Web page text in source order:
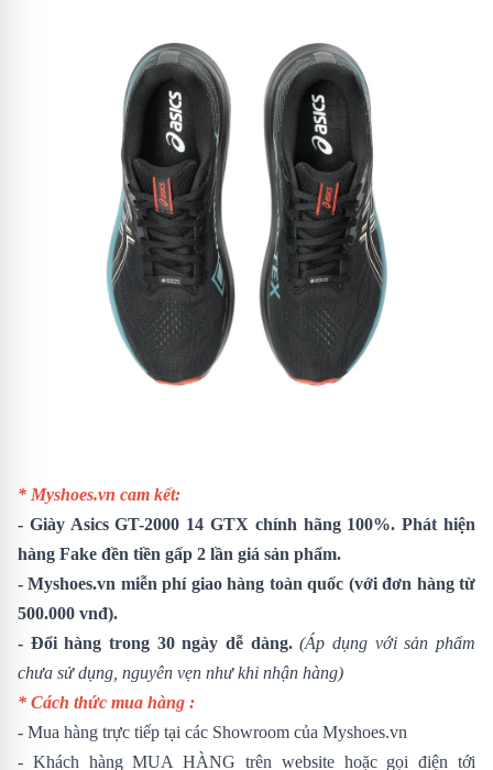
* Myshoes.vn cam kết:
- Giày Asics GT-2000 14 GTX chính hãng 100%. Phát hiện
hàng Fake đền tiền gấp 2 lần giá sản phẩm.
- Myshoes.vn miễn phí giao hàng toàn quốc (với đơn hàng từ
500.000 vnđ).
- Đổi hàng trong 30 ngày dễ dàng.(Áp dụng với sản phẩm
chưa sử dụng, nguyên vẹn như khi nhận hàng)
* Cách thức mua hàng :
- Mua hàng trực tiếp tại các Showroom của Myshoes.vn
- Khách hàng MUA HÀNG trên website hoặc gọi điện tới